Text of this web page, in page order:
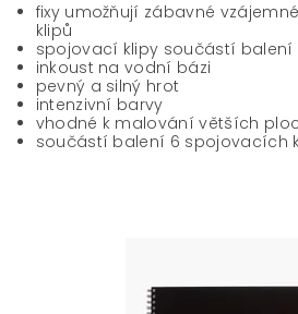
fixy umožňují zábavné
klipů
spojovací klipy součástí balení
inkoust na vodní bázi
pevný a silný hrot
intenzivní barvy
vhodné k malování větších
součástí balení 6 spojovacích